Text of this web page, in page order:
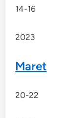
14-16
2023
Maret
20-22